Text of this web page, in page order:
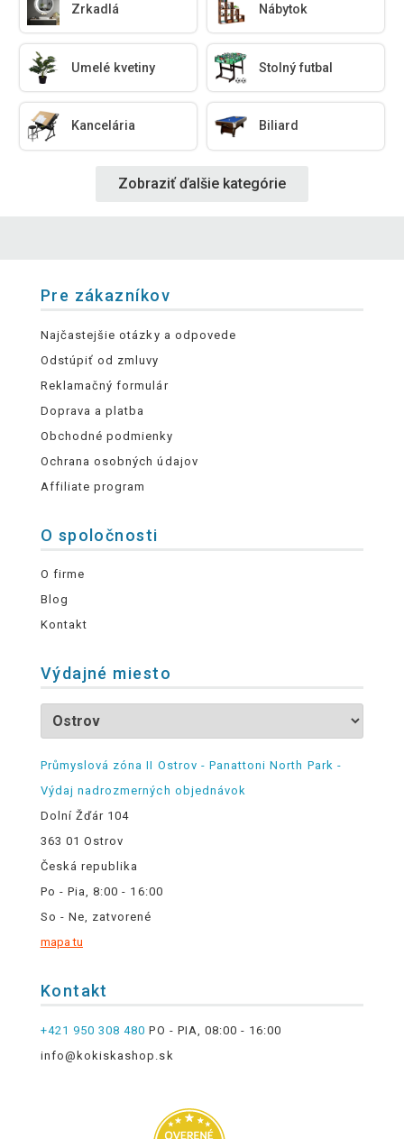
Zrkadlá Nábytok
Umelé kvetiny Stolný futbal
Kancelária Biliard
Zobraziť ďalšie kategórie
Pre zákazníkov
Najčastejšie otázky a odpovede
Odstúpiť od zmluvy
Reklamačný formulár
Doprava a platba
Obchodné podmienky
Ochrana osobných údajov
Affiliate program
O spoločnosti
O firme
Blog
Kontakt
Výdajné miesto
Průmyslová zóna II Ostrov - Panattoni North Park -
Výdaj nadrozmerných objednávok
Dolní Žďár 104
363 01 Ostrov
Česká republika
Po - Pia, 8:00 - 16:00
So - Ne, zatvorené
mapa tu
Kontakt
+421 950 308 480 PO - PIA, 08:00 - 16:00
info@kokiskashop.sk